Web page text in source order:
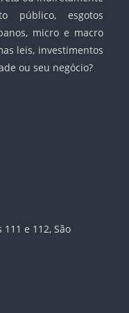
público, esgotos
micro e macro
leis, investimentos
ou seu negócio?
e 112, São